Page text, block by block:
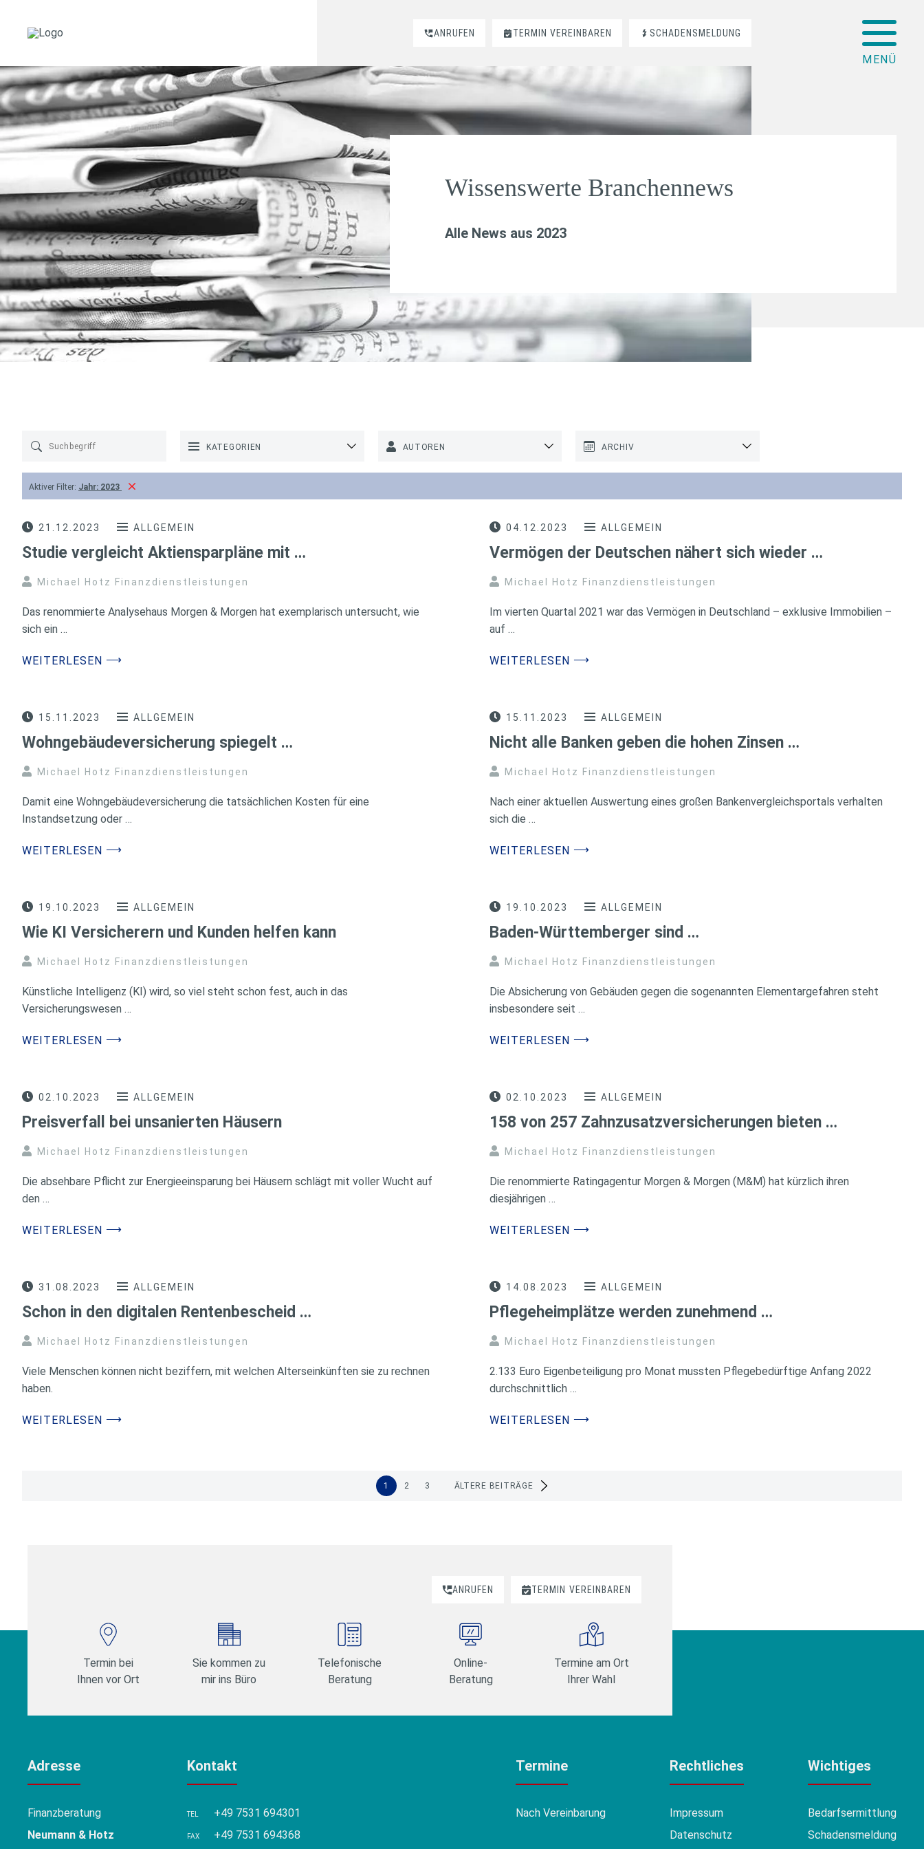
ANRUFEN TERMIN VEREINBAREN SCHADENSMELDUNG
Wissenswerte Branchennews
Alle News aus 2023
KATEGORIEN AUTOREN ARCHIV
Aktiver Filter: Jahr: 2023
21.12.2023 ALLGEMEIN
Studie vergleicht Aktiensparpläne mit …
Michael Hotz Finanzdienstleistungen
Das renommierte Analysehaus Morgen & Morgen hat exemplarisch untersucht, wie
sich ein …
WEITERLESEN ⟶
04.12.2023 ALLGEMEIN
Vermögen der Deutschen nähert sich wieder …
Michael Hotz Finanzdienstleistungen
Im vierten Quartal 2021 war das Vermögen in Deutschland – exklusive Immobilien –
auf …
WEITERLESEN ⟶
15.11.2023 ALLGEMEIN
Wohngebäudeversicherung spiegelt …
Michael Hotz Finanzdienstleistungen
Damit eine Wohngebäudeversicherung die tatsächlichen Kosten für eine
Instandsetzung oder …
WEITERLESEN ⟶
15.11.2023 ALLGEMEIN
Nicht alle Banken geben die hohen Zinsen …
Michael Hotz Finanzdienstleistungen
Nach einer aktuellen Auswertung eines großen Bankenvergleichsportals verhalten
sich die …
WEITERLESEN ⟶
19.10.2023 ALLGEMEIN
Wie KI Versicherern und Kunden helfen kann
Michael Hotz Finanzdienstleistungen
Künstliche Intelligenz (KI) wird, so viel steht schon fest, auch in das
Versicherungswesen …
WEITERLESEN ⟶
19.10.2023 ALLGEMEIN
Baden-Württemberger sind …
Michael Hotz Finanzdienstleistungen
Die Absicherung von Gebäuden gegen die sogenannten Elementargefahren steht
insbesondere seit …
WEITERLESEN ⟶
02.10.2023 ALLGEMEIN
Preisverfall bei unsanierten Häusern
Michael Hotz Finanzdienstleistungen
Die absehbare Pflicht zur Energieeinsparung bei Häusern schlägt mit voller Wucht auf
den …
WEITERLESEN ⟶
02.10.2023 ALLGEMEIN
158 von 257 Zahnzusatzversicherungen bieten …
Michael Hotz Finanzdienstleistungen
Die renommierte Ratingagentur Morgen & Morgen (M&M) hat kürzlich ihren
diesjährigen …
WEITERLESEN ⟶
31.08.2023 ALLGEMEIN
Schon in den digitalen Rentenbescheid …
Michael Hotz Finanzdienstleistungen
Viele Menschen können nicht beziffern, mit welchen Alterseinkünften sie zu rechnen
haben.
WEITERLESEN ⟶
14.08.2023 ALLGEMEIN
Pflegeheimplätze werden zunehmend …
Michael Hotz Finanzdienstleistungen
2.133 Euro Eigenbeteiligung pro Monat mussten Pflegebedürftige Anfang 2022
durchschnittlich …
WEITERLESEN ⟶
1 2 3 ÄLTERE BEITRÄGE
ANRUFEN TERMIN VEREINBAREN
Termin bei
Ihnen vor Ort
Sie kommen zu
mir ins Büro
Telefonische
Beratung
Online-
Beratung
Termine am Ort
Ihrer Wahl
Adresse
Finanzberatung
Neumann & Hotz
Kontakt
TEL +49 7531 694301
FAX +49 7531 694368
Termine
Nach Vereinbarung
Rechtliches
Impressum
Datenschutz
Wichtiges
Bedarfsermittlung
Schadensmeldung